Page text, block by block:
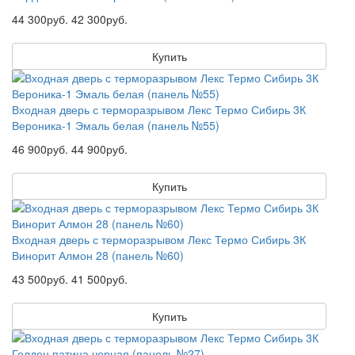
44 300руб. 42 300руб.
Купить
Входная дверь с терморазрывом Лекс Термо Сибирь 3К
Вероника-1 Эмаль белая (панель №55)
46 900руб. 44 900руб.
Купить
Входная дверь с терморазрывом Лекс Термо Сибирь 3К
Винорит Алмон 28 (панель №60)
43 500руб. 41 500руб.
Купить